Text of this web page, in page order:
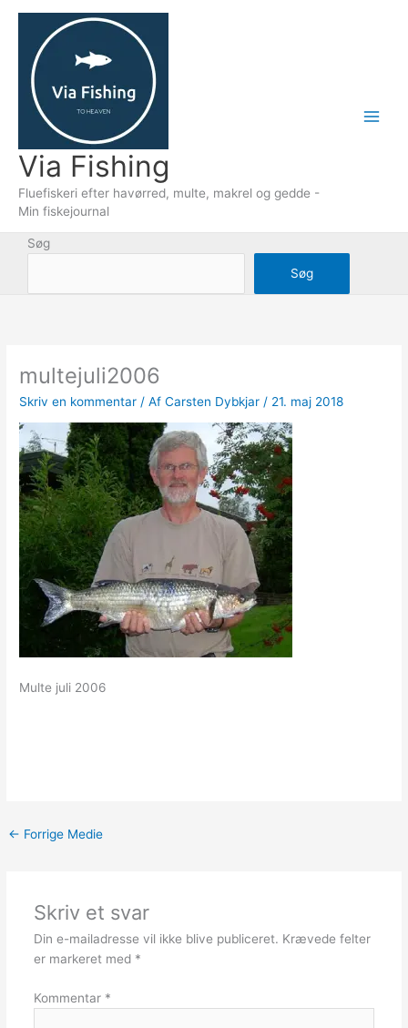
indholdet
Via Fishing
Fluefiskeri efter havørred, multe, makrel og gedde -
Min fiskejournal
Søg
Søg
multejuli2006
Skriv en kommentar / AfCarsten Dybkjar / 21. maj 2018
Multe juli 2006
← Forrige Medie
Skriv et svar
Din e-mailadresse vil ikke blive publiceret. Krævede felter
er markeret med *
Kommentar *